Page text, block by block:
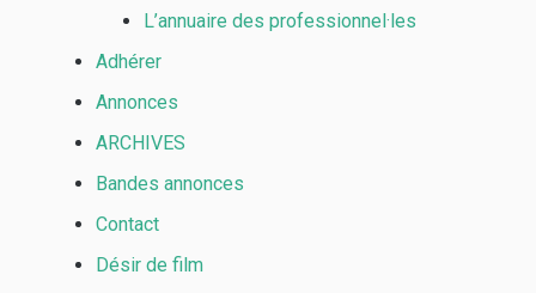
L’annuaire des professionnel·les
Adhérer
Annonces
ARCHIVES
Bandes annonces
Contact
Désir de film